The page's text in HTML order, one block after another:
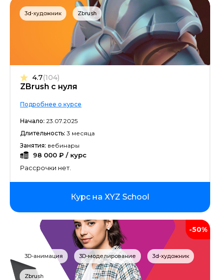
3d-художник Zbrush
ZBrush с нуля
4.7(104)
Подробнее о курсе
Начало: 23.07.2025
Длительность: 3 месяца
Занятия: вебинары
98 000 ₽ / курс
Рассрочки нет.
Курс на XYZ School
-50%
3D-анимация 3D-моделирование 3d-художник
Zbrush